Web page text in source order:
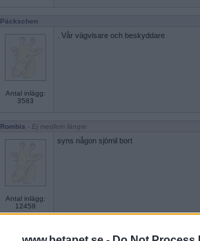
Päckschen
Antal inlägg:
3583
. Vår vägvisare och beskyddare
Rombis - Ej medlem längre
Antal inlägg:
12458
syns någon sjömil bort